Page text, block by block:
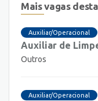
Mais vagas
Auxiliar/Operacional
Auxiliar de
Outros
Auxiliar/Operacional